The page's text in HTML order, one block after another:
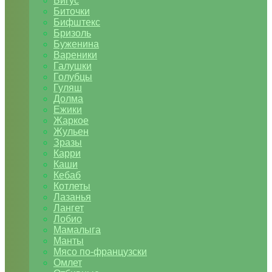
Биточки
Бифштекс
Бризоль
Буженина
Вареники
Галушки
Голубцы
Гуляш
Долма
Ежики
Жаркое
Жульен
Зразы
Карри
Каши
Кебаб
Котлеты
Лазанья
Лангет
Лобио
Мамалыга
Манты
Мясо по-французски
Омлет